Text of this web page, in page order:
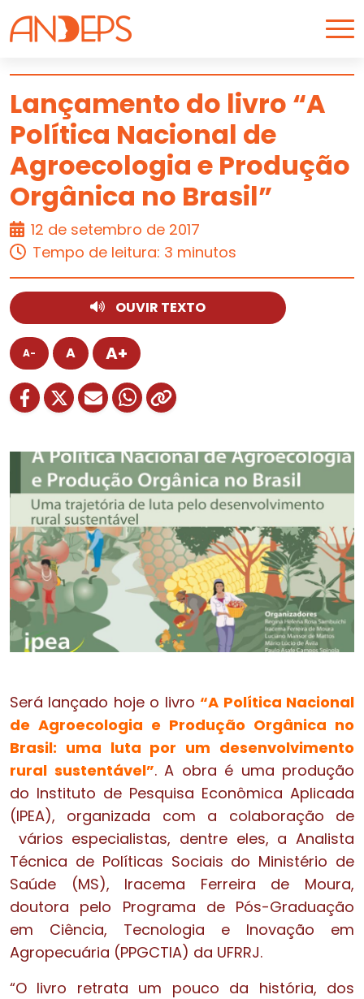
Skip to content
CARREIRA
Lançamento do livro “A
Política Nacional de
Agroecologia e Produção
Orgânica no Brasil”
12 de setembro de 2017
Tempo de leitura: 3 minutos
OUVIR TEXTO
A- A A+
Será lançado hoje o livro “A Política Nacional
de Agroecologia e Produção Orgânica no
Brasil: uma luta por um desenvolvimento
rural sustentável”. A obra é uma produção
do Instituto de Pesquisa Econômica Aplicada
(IPEA), organizada com a colaboração de
vários especialistas, dentre eles, a Analista
Técnica de Políticas Sociais do Ministério de
Saúde (MS), Iracema Ferreira de Moura,
doutora pelo Programa de Pós-Graduação
em Ciência, Tecnologia e Inovação em
Agropecuária (PPGCTIA) da UFRRJ.
“O livro retrata um pouco da história, dos